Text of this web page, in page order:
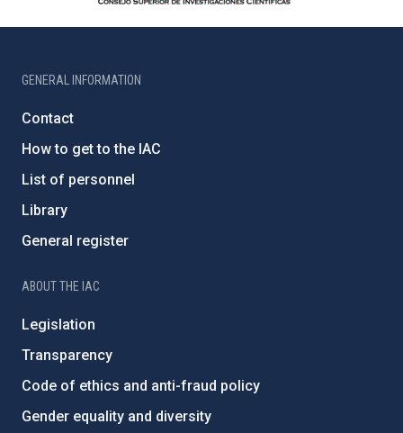
GENERAL INFORMATION
Contact
How to get to the IAC
List of personnel
Library
General register
ABOUT THE IAC
Legislation
Transparency
Code of ethics and anti-fraud policy
Gender equality and diversity